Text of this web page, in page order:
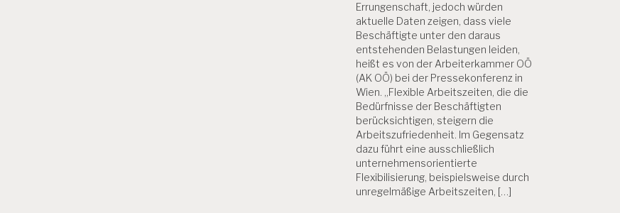
Errungenschaft, jedoch würden
aktuelle Daten zeigen, dass viele
Beschäftigte unter den daraus
entstehenden Belastungen leiden,
heißt es von der Arbeiterkammer OÖ
(AK OÖ) bei der Pressekonferenz in
Wien. „Flexible Arbeitszeiten, die die
Bedürfnisse der Beschäftigten
berücksichtigen, steigern die
Arbeitszufriedenheit. Im Gegensatz
dazu führt eine ausschließlich
unternehmensorientierte
Flexibilisierung, beispielsweise durch
unregelmäßige Arbeitszeiten, […]